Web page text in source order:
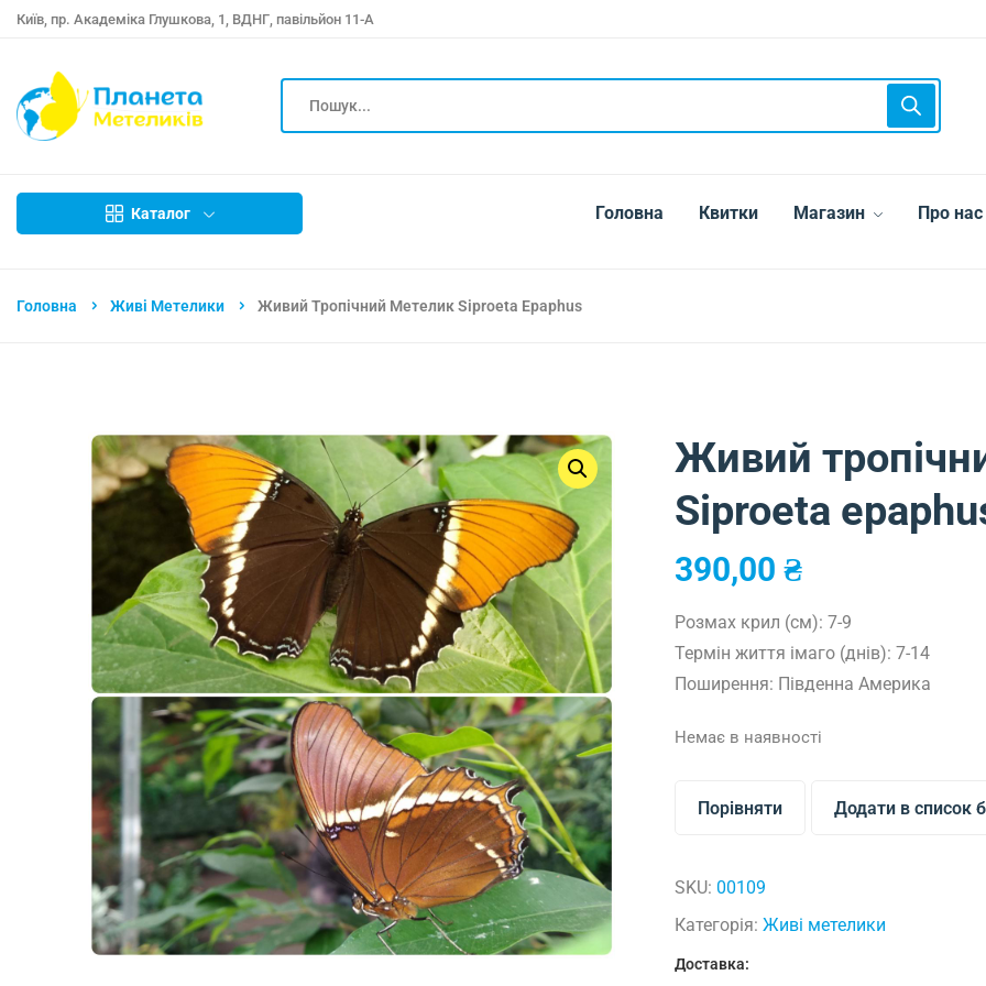
Київ, пр. Академіка Глушкова, 1, ВДНГ, павільйон 11-А
Каталог Головна Квитки Магазин Про нас
Головна Живі Метелики Живий Тропічний Метелик Siproeta Epaphus
Живий
Siproeta
390,00₴
Розмах крил (см): 7-9
Термін життя імаго (днів): 7-14
Поширення: Південна Америка
Немає в наявності
Порівняти Додати в список
SKU:00109
Категорія:Живі метелики
Доставка: